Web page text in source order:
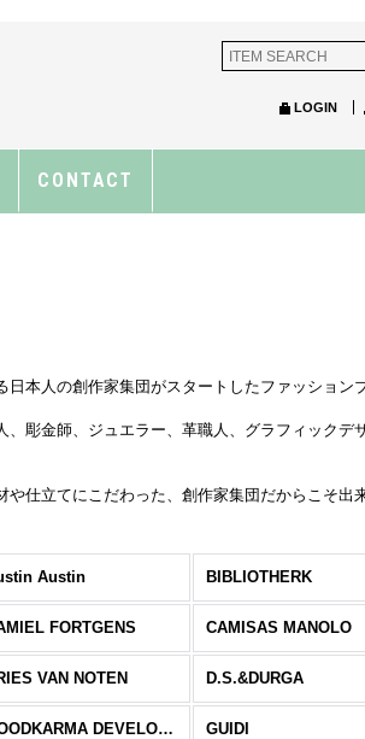
LOGIN
CONTACT
本人の創作家集団がスタートしたファッション
彫金師、ジュエラー、革職人、グラフィック
仕立てにこだわった、創作家集団だからこそ出
Austin BIBLIOTHERK
FORTGENS CAMISAS MANOLO
VAN NOTEN D.S.&DURGA
GOODKARMA DEVELOPMENT GUIDI